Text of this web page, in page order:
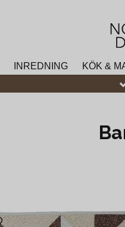
INREDNING KÖK &